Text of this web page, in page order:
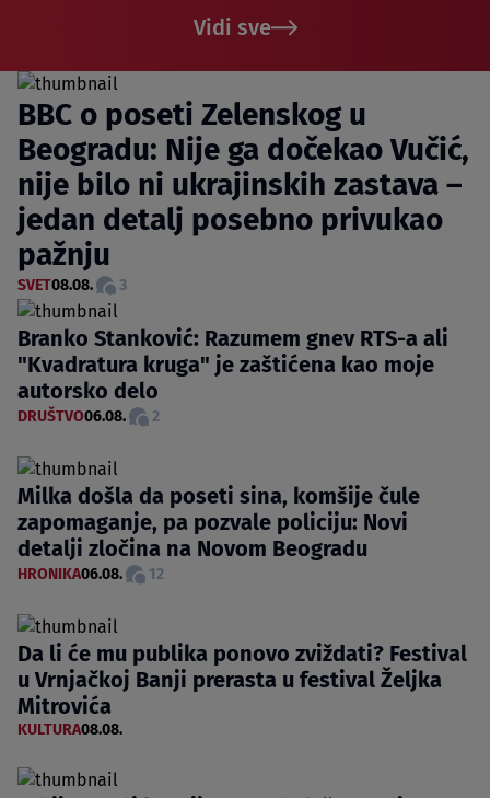
Vidi sve
BBC o poseti Zelenskog u
Beogradu: Nije ga dočekao Vučić,
nije bilo ni ukrajinskih zastava –
jedan detalj posebno privukao
pažnju
SVET08.08. 3
Branko Stanković: Razumem gnev RTS-a ali
"Kvadratura kruga" je zaštićena kao moje
autorsko delo
DRUŠTVO06.08. 2
Milka došla da poseti sina, komšije čule
zapomaganje, pa pozvale policiju: Novi
detalji zločina na Novom Beogradu
HRONIKA06.08. 12
Da li će mu publika ponovo zviždati? Festival
u Vrnjačkoj Banji prerasta u festival Željka
Mitrovića
KULTURA08.08.